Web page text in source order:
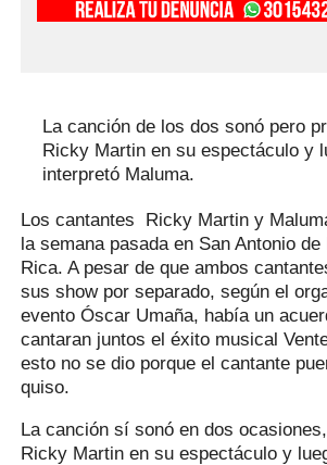
La canción de los dos sonó pero
Ricky Martin en su espectáculo y
interpretó Maluma.
Los cantantes Ricky Martin y
la semana pasada en San Antonio
Rica. A pesar de que ambos
sus show por separado, según el
evento Óscar Umaña, había un
cantaran juntos el éxito musical
esto no se dio porque el cantante
quiso.
La canción sí sonó en dos
Ricky Martin en su espectáculo y